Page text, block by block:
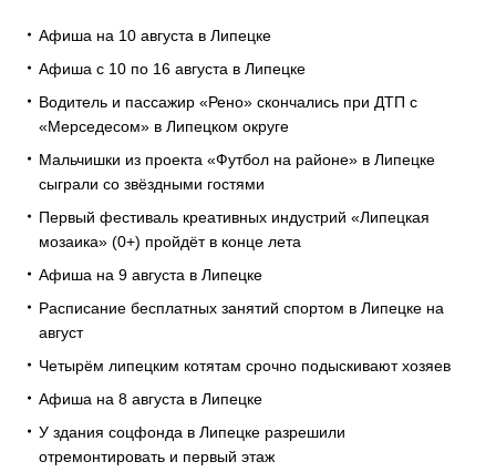
Афиша на 10 августа в Липецке
Афиша с 10 по 16 августа в Липецке
Водитель и пассажир «Рено» скончались при ДТП с
«Мерседесом» в Липецком округе
Мальчишки из проекта «Футбол на районе» в Липецке
сыграли со звёздными гостями
Первый фестиваль креативных индустрий «Липецкая
мозаика» (0+) пройдёт в конце лета
Афиша на 9 августа в Липецке
Расписание бесплатных занятий спортом в Липецке на
август
Четырём липецким котятам срочно подыскивают хозяев
Афиша на 8 августа в Липецке
У здания соцфонда в Липецке разрешили
отремонтировать и первый этаж